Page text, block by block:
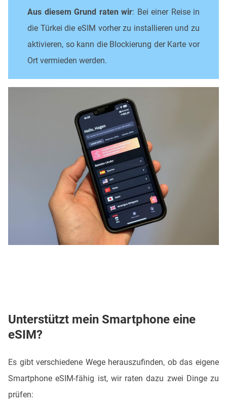
Aus diesem Grund raten wir: Bei einer Reise in
die Türkei die eSIM vorher zu installieren und zu
aktivieren, so kann die Blockierung der Karte vor
Ort vermieden werden.
Unterstützt mein Smartphone eine
eSIM?
Es gibt verschiedene Wege herauszufinden, ob das eigene
Smartphone eSIM-fähig ist, wir raten dazu zwei Dinge zu
prüfen: